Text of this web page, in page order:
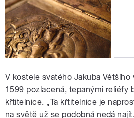
V kostele svatého Jakuba Většího
1599 pozlacená, tepanými reliéfy
křtitelnice. „Ta křtitelnice je
na světě už se podobná nedá